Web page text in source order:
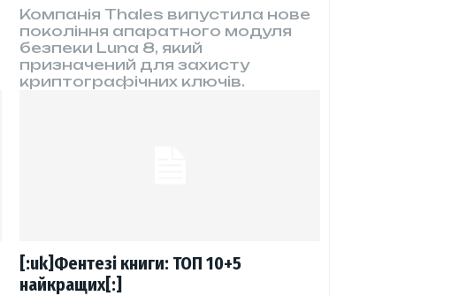
Компанія Thales випустила нове
покоління апаратного модуля
безпеки Luna 8, який
призначений для захисту
криптографічних ключів.
[:uk]Фентезі книги: ТОП 10+5
найкращих[:]